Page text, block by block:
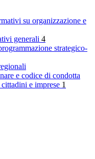
su organizzazione e
generali 4
strategico-
e codice di condotta
e imprese 1